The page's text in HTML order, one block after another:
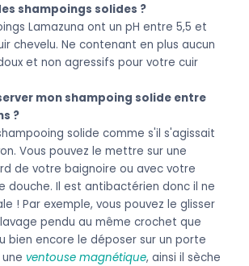
shampoings solides ?
Lamazuna ont un pH entre 5,5 et
chevelu. Ne contenant en plus aucun
et non agressifs pour votre cuir
mon shampoing solide entre
?
solide comme s'il s'agissait
Vous pouvez le mettre sur une
de votre baignoire ou avec votre
douche. Il est antibactérien donc il ne
! Par exemple, vous pouvez le glisser
pendu au même crochet que
bien encore le déposer sur un porte
ventouse magnétique, ainsi il sèche